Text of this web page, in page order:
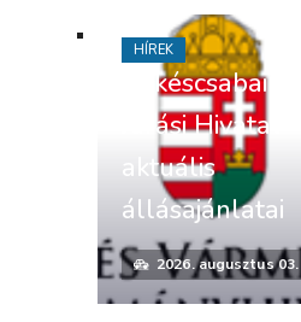
Békéscsabai
Járási Hivatal
aktuális
állásajánlatai
2026. augusztus 03.
HÍREK